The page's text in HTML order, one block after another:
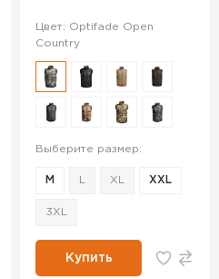
Цвет: Optifade Open
Country
Выберите размер:
M XL XXL
3XL
Купить